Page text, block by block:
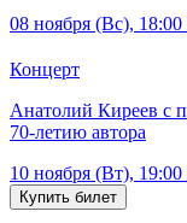
08 ноября (Вс), 18:00
Концерт
Анатолий Киреев с
70-летию автора
10 ноября (Вт), 19:00